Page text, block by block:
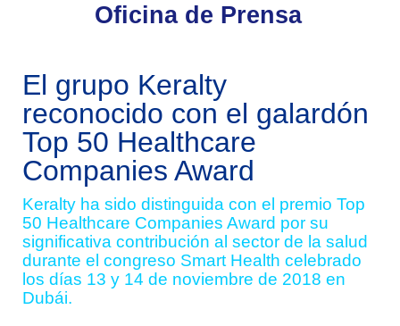
Oficina de Prensa
El grupo Keralty
reconocido con el galardón
Top 50 Healthcare
Companies Award
Keralty ha sido distinguida con el premio Top
50 Healthcare Companies Award por su
significativa contribución al sector de la salud
durante el congreso Smart Health celebrado
los días 13 y 14 de noviembre de 2018 en
Dubái.